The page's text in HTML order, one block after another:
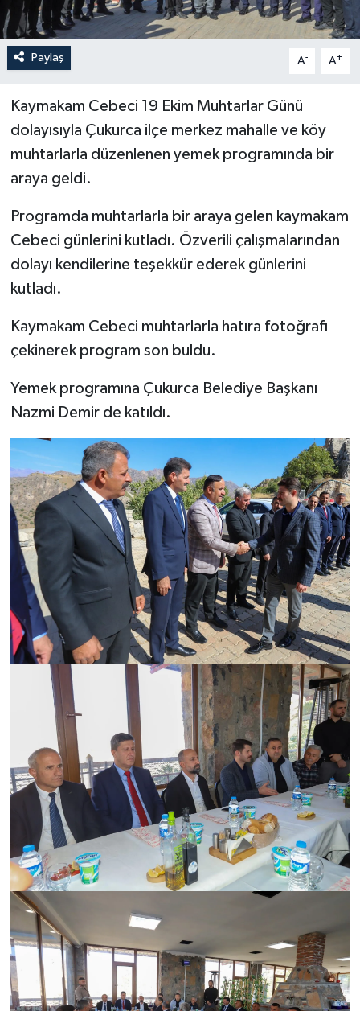
Paylaş A- A+
Kaymakam Cebeci 19 Ekim Muhtarlar Günü
dolayısıyla Çukurca ilçe merkez mahalle ve köy
muhtarlarla düzenlenen yemek programında bir
araya geldi.
Programda muhtarlarla bir araya gelen kaymakam
Cebeci günlerini kutladı. Özverili çalışmalarından
dolayı kendilerine teşekkür ederek günlerini
kutladı.
Kaymakam Cebeci muhtarlarla hatıra fotoğrafı
çekinerek program son buldu.
Yemek programına Çukurca Belediye Başkanı
Nazmi Demir de katıldı.